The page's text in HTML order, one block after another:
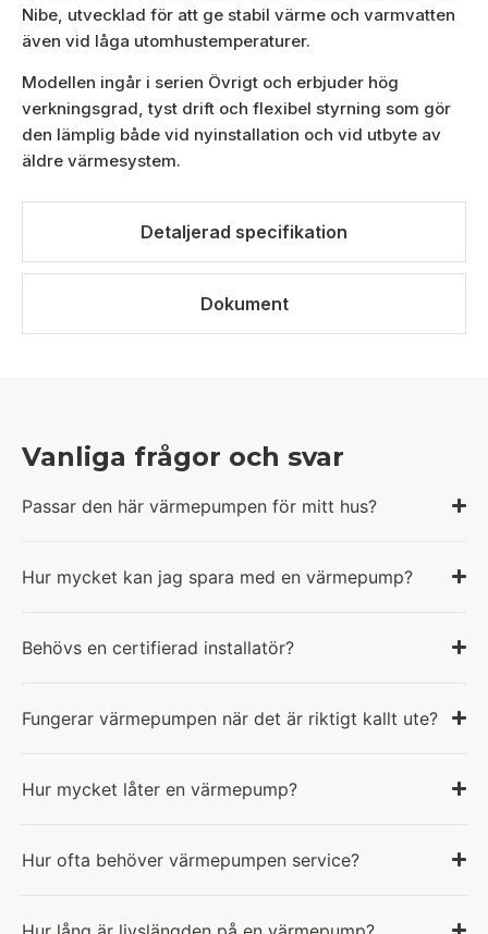
Detaljerad specifikation
Dokument
Nibe, utvecklad för att ge stabil värme och varmvatten
även vid låga utomhustemperaturer.
Modellen ingår i serien Övrigt och erbjuder hög
verkningsgrad, tyst drift och flexibel styrning som gör
den lämplig både vid nyinstallation och vid utbyte av
äldre värmesystem.
Vanliga frågor och svar
Passar den här värmepumpen för mitt hus?
Hur mycket kan jag spara med en värmepump?
Behövs en certifierad installatör?
Fungerar värmepumpen när det är riktigt kallt ute?
Hur mycket låter en värmepump?
Hur ofta behöver värmepumpen service?